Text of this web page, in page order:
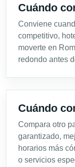
Cuándo
Conviene
competitivo,
moverte en
redondo antes
Cuándo
Compara otro
garantizado,
horarios más
o servicios